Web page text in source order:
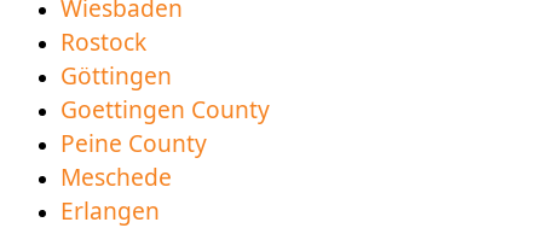
Wiesbaden
Rostock
Göttingen
Goettingen County
Peine County
Meschede
Erlangen